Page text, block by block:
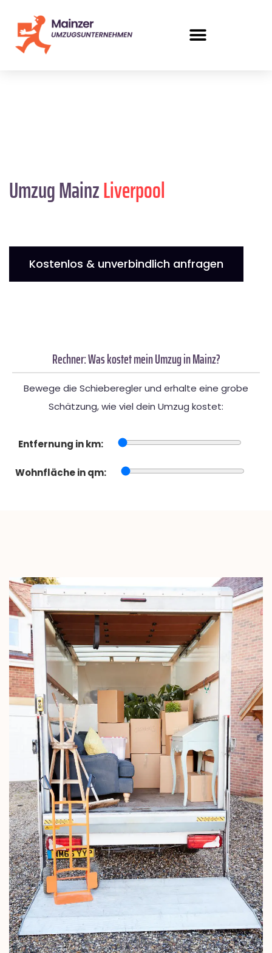
Umzug MainzLiverpool
Kostenlos & unverbindlich anfragen
Rechner: Was kostet mein Umzug in Mainz?
Bewege die Schieberegler und erhalte eine grobe
Schätzung, wie viel dein Umzug kostet:
Entfernung in km:
Wohnfläche in qm: